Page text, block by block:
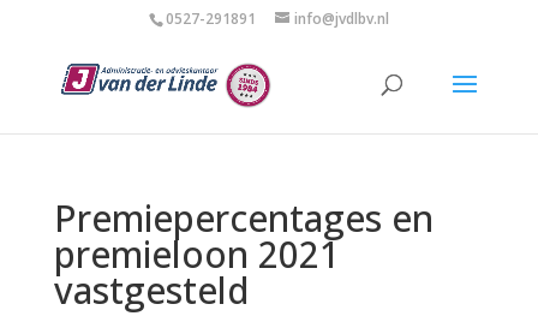
0527-291891 info@jvdlbv.nl
Premiepercentages en
premieloon 2021
vastgesteld